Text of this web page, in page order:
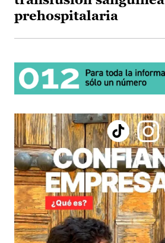
prehospitalaria